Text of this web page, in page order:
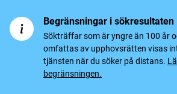
Begränsningar i sökresultaten
Sökträffar som är yngre än 100 år
omfattas av upphovsrätten visas
tjänsten när du söker på distans.
begränsningen.